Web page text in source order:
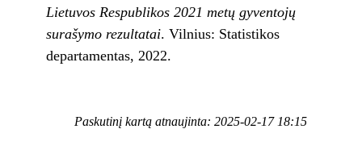
Lietuvos Respublikos 2021 metų gyventojų
surašymo rezultatai. Vilnius: Statistikos
departamentas, 2022.
Paskutinį kartą atnaujinta: 2025-02-17 18:15